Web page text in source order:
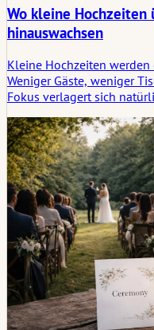
Wo kleine Hochzeiten
hinauswachsen
Kleine Hochzeiten
Weniger Gäste, weniger
Fokus verlagert sich
ohne viel Abstand